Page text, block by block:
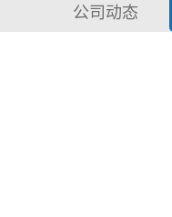
公司动态